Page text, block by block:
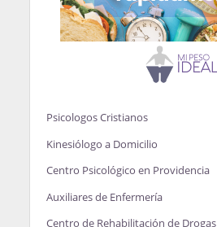
Psicologos Cristianos
Kinesiólogo a Domicilio
Centro Psicológico en Providencia
Auxiliares de Enfermería
Centro de Rehabilitación de Drogas